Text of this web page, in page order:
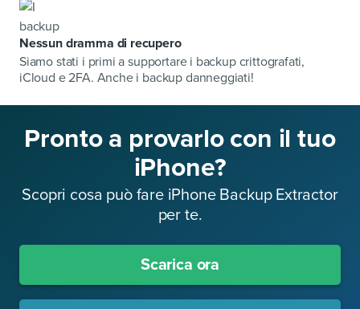
Nessun dramma di recupero
Siamo stati i primi a supportare i backup crittografati,
iCloud e 2FA. Anche i backup danneggiati!
Pronto a provarlo con il tuo
iPhone?
Scopri cosa può fare iPhone Backup Extractor
per te.
Scarica ora